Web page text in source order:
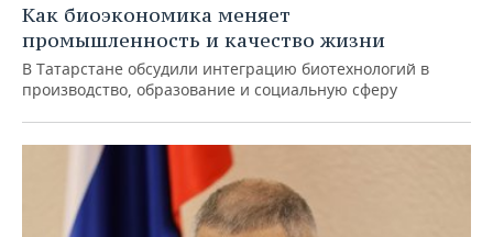
Как биоэкономика меняет
промышленность и качество жизни
В Татарстане обсудили интеграцию биотехнологий в
производство, образование и социальную сферу